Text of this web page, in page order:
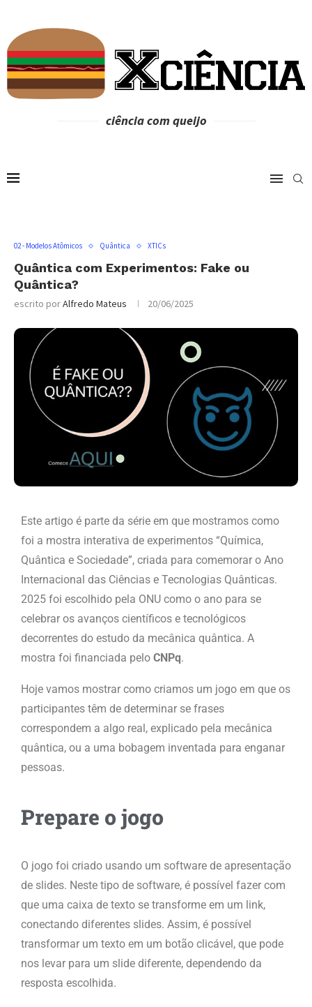
ciência com queijo
02 - Modelos Atômicos Quântica XTICs
Quântica com Experimentos: Fake ou
Quântica?
escrito porAlfredo Mateus 20/06/2025
Este artigo é parte da série em que mostramos como
foi a mostra interativa de experimentos “Química,
Quântica e Sociedade”, criada para comemorar o Ano
Internacional das Ciências e Tecnologias Quânticas.
2025 foi escolhido pela ONU como o ano para se
celebrar os avanços científicos e tecnológicos
decorrentes do estudo da mecânica quântica. A
mostra foi financiada pelo CNPq.
Hoje vamos mostrar como criamos um jogo em que os
participantes têm de determinar se frases
correspondem a algo real, explicado pela mecânica
quântica, ou a uma bobagem inventada para enganar
pessoas.
Prepare o jogo
O jogo foi criado usando um software de apresentação
de slides. Neste tipo de software, é possível fazer com
que uma caixa de texto se transforme em um link,
conectando diferentes slides. Assim, é possível
transformar um texto em um botão clicável, que pode
nos levar para um slide diferente, dependendo da
resposta escolhida.